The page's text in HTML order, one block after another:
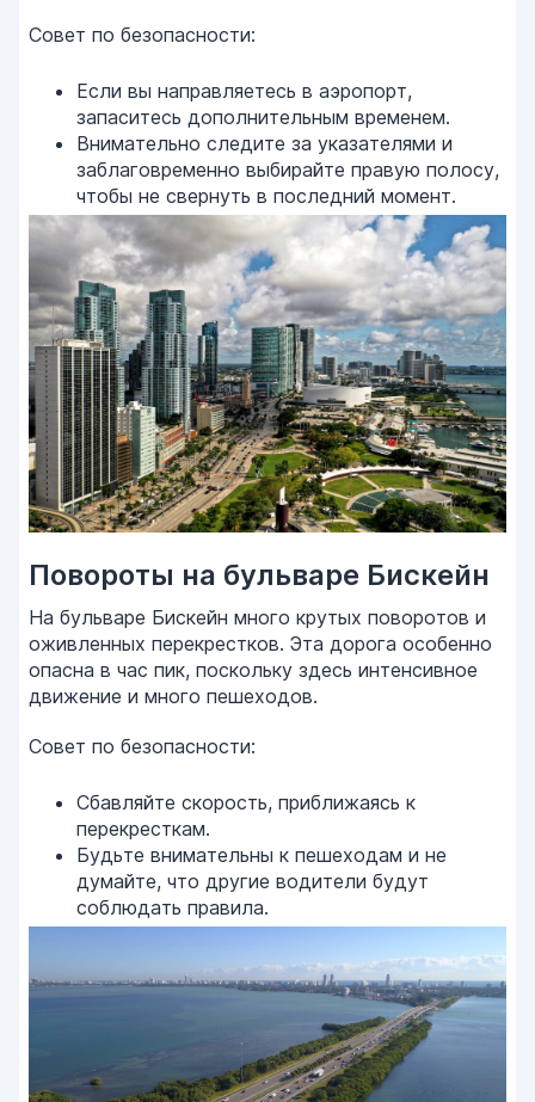
Совет по безопасности:
Если вы направляетесь в аэропорт,
запаситесь дополнительным временем.
Внимательно следите за указателями и
заблаговременно выбирайте правую полосу,
чтобы не свернуть в последний момент.
Повороты на бульваре Бискейн
На бульваре Бискейн много крутых поворотов и
оживленных перекрестков. Эта дорога особенно
опасна в час пик, поскольку здесь интенсивное
движение и много пешеходов.
Совет по безопасности:
Сбавляйте скорость, приближаясь к
перекресткам.
Будьте внимательны к пешеходам и не
думайте, что другие водители будут
соблюдать правила.